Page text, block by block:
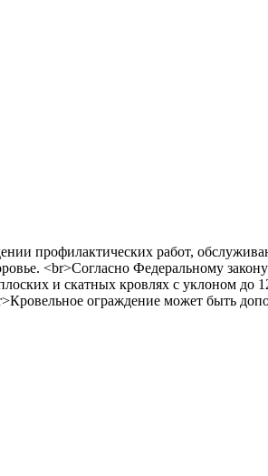
профилактических работ,
<br>Согласно Федеральному
и скатных кровлях с уклоном до
ограждение может быть